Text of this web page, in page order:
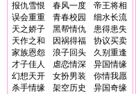
报仇雪恨
春风一度
帝王将相
误会重重
青春校园
细水长流
天之娇子
黑帮情仇
患得患失
天作之和
因祸得福
协议买卖
家族恩怨
浪子回头
久别重逢
才子佳人
虐恋情深
异国情缘
幻想天开
女扮男装
你情我愿
杀手情缘
架空历史
异国奇缘